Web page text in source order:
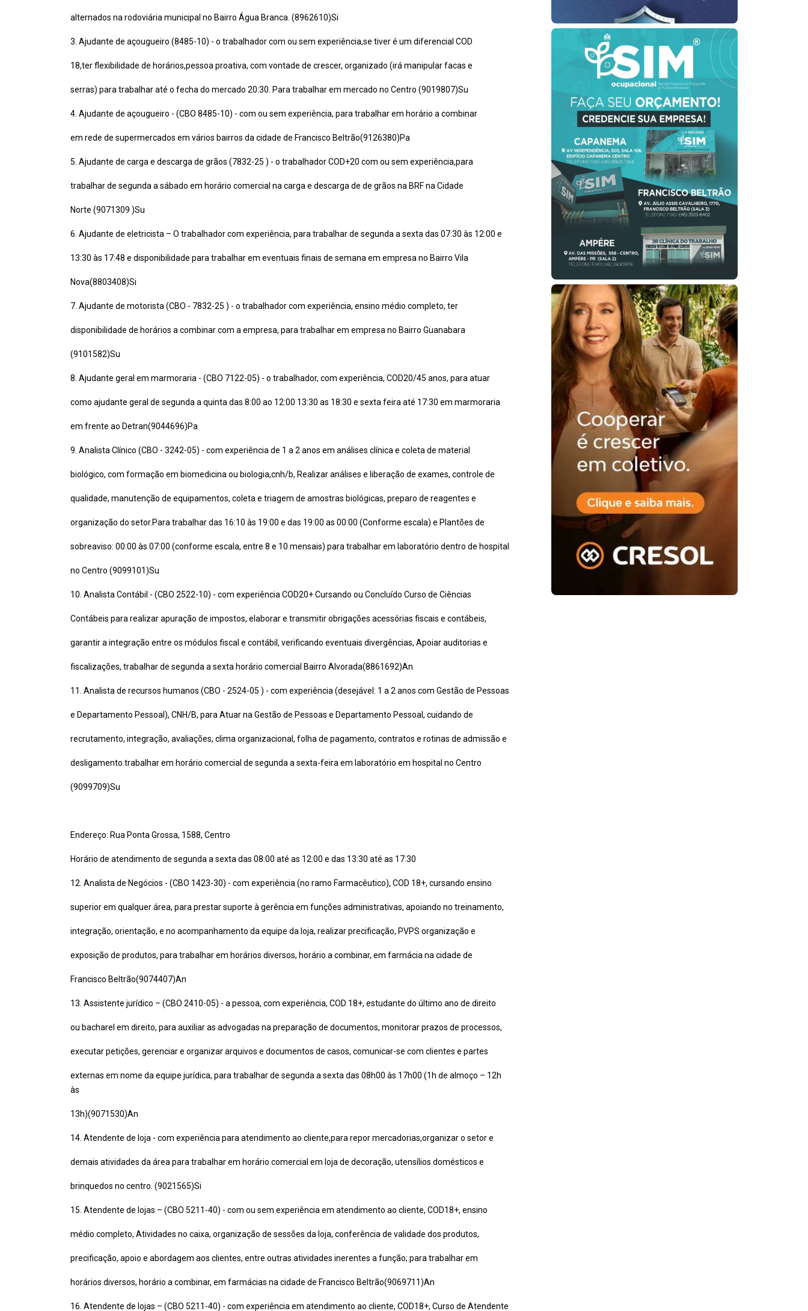
alternados na rodoviária municipal no Bairro Água Branca. (8962610)Si
3. Ajudante de açougueiro (8485-10) - o trabalhador com ou sem experiência,se tiver é um diferencial COD
18,ter flexibilidade de horários,pessoa proativa, com vontade de crescer, organizado (irá manipular facas e
serras) para trabalhar até o fecha do mercado 20:30. Para trabalhar em mercado no Centro (9019807)Su
4. Ajudante de açougueiro - (CBO 8485-10) - com ou sem experiência, para trabalhar em horário a combinar
em rede de supermercados em vários bairros da cidade de Francisco Beltrão(9126380)Pa
5. Ajudante de carga e descarga de grãos (7832-25 ) - o trabalhador COD+20 com ou sem experiência,para
trabalhar de segunda a sábado em horário comercial na carga e descarga de de grãos na BRF na Cidade
Norte (9071309 )Su
6. Ajudante de eletricista – O trabalhador com experiência, para trabalhar de segunda a sexta das 07:30 às 12:00 e
13:30 às 17:48 e disponibilidade para trabalhar em eventuais finais de semana em empresa no Bairro Vila
Nova(8803408)Si
7. Ajudante de motorista (CBO - 7832-25 ) - o trabalhador com experiência, ensino médio completo, ter
disponibilidade de horários a combinar com a empresa, para trabalhar em empresa no Bairro Guanabara
(9101582)Su
8. Ajudante geral em marmoraria - (CBO 7122-05) - o trabalhador, com experiência, COD20/45 anos, para atuar
como ajudante geral de segunda a quinta das 8:00 ao 12:00 13:30 as 18:30 e sexta feira até 17:30 em marmoraria
em frente ao Detran(9044696)Pa
9. Analista Clínico (CBO - 3242-05) - com experiência de 1 a 2 anos em análises clínica e coleta de material
biológico, com formação em biomedicina ou biologia,cnh/b, Realizar análises e liberação de exames, controle de
qualidade, manutenção de equipamentos, coleta e triagem de amostras biológicas, preparo de reagentes e
organização do setor.Para trabalhar das 16:10 às 19:00 e das 19:00 as 00:00 (Conforme escala) e Plantões de
sobreaviso: 00:00 às 07:00 (conforme escala, entre 8 e 10 mensais) para trabalhar em laboratório dentro de hospital
no Centro (9099101)Su
10. Analista Contábil - (CBO 2522-10) - com experiência COD20+ Cursando ou Concluído Curso de Ciências
Contábeis para realizar apuração de impostos, elaborar e transmitir obrigações acessórias fiscais e contábeis,
garantir a integração entre os módulos fiscal e contábil, verificando eventuais divergências, Apoiar auditorias e
fiscalizações, trabalhar de segunda a sexta horário comercial Bairro Alvorada(8861692)An
11. Analista de recursos humanos (CBO - 2524-05 ) - com experiência (desejável: 1 a 2 anos com Gestão de Pessoas
e Departamento Pessoal), CNH/B, para Atuar na Gestão de Pessoas e Departamento Pessoal, cuidando de
recrutamento, integração, avaliações, clima organizacional, folha de pagamento, contratos e rotinas de admissão e
desligamento.trabalhar em horário comercial de segunda a sexta-feira em laboratório em hospital no Centro
(9099709)Su
Endereço: Rua Ponta Grossa, 1588, Centro
Horário de atendimento de segunda a sexta das 08:00 até as 12:00 e das 13:30 até as 17:30
12. Analista de Negócios - (CBO 1423-30) - com experiência (no ramo Farmacêutico), COD 18+, cursando ensino
superior em qualquer área, para prestar suporte à gerência em funções administrativas, apoiando no treinamento,
integração, orientação, e no acompanhamento da equipe da loja, realizar precificação, PVPS organização e
exposição de produtos, para trabalhar em horários diversos, horário a combinar, em farmácia na cidade de
Francisco Beltrão(9074407)An
13. Assistente jurídico – (CBO 2410-05) - a pessoa, com experiência, COD 18+, estudante do último ano de direito
ou bacharel em direito, para auxiliar as advogadas na preparação de documentos, monitorar prazos de processos,
executar petições, gerenciar e organizar arquivos e documentos de casos, comunicar-se com clientes e partes
externas em nome da equipe jurídica, para trabalhar de segunda a sexta das 08h00 às 17h00 (1h de almoço – 12h
às
13h)(9071530)An
14. Atendente de loja - com experiência para atendimento ao cliente,para repor mercadorias,organizar o setor e
demais atividades da área para trabalhar em horário comercial em loja de decoração, utensílios domésticos e
brinquedos no centro. (9021565)Si
15. Atendente de lojas – (CBO 5211-40) - com ou sem experiência em atendimento ao cliente, COD18+, ensino
médio completo, Atividades no caixa, organização de sessões da loja, conferência de validade dos produtos,
precificação, apoio e abordagem aos clientes, entre outras atividades inerentes a função; para trabalhar em
horários diversos, horário a combinar, em farmácias na cidade de Francisco Beltrão(9069711)An
16. Atendente de lojas – (CBO 5211-40) - com experiência em atendimento ao cliente, COD18+, Curso de Atendente